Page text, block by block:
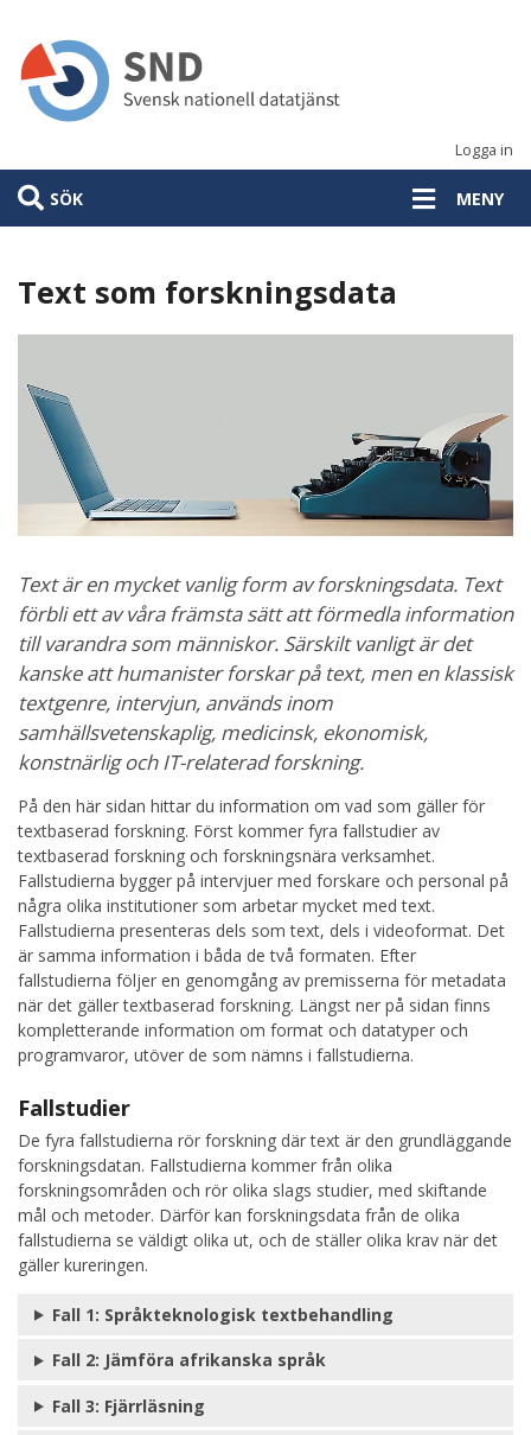
huvudinnehåll
Logga in
SÖK MENY
Text som forskningsdata
Text är en mycket vanlig form av forskningsdata. Text
förbli ett av våra främsta sätt att förmedla information
till varandra som människor. Särskilt vanligt är det
kanske att humanister forskar på text, men en klassisk
textgenre, intervjun, används inom
samhällsvetenskaplig, medicinsk, ekonomisk,
konstnärlig och IT-relaterad forskning.
På den här sidan hittar du information om vad som gäller för
textbaserad forskning. Först kommer fyra fallstudier av
textbaserad forskning och forskningsnära verksamhet.
Fallstudierna bygger på intervjuer med forskare och personal på
några olika institutioner som arbetar mycket med text.
Fallstudierna presenteras dels som text, dels i videoformat. Det
är samma information i båda de två formaten. Efter
fallstudierna följer en genomgång av premisserna för metadata
när det gäller textbaserad forskning. Längst ner på sidan finns
kompletterande information om format och datatyper och
programvaror, utöver de som nämns i fallstudierna.
Fallstudier
De fyra fallstudierna rör forskning där text är den grundläggande
forskningsdatan. Fallstudierna kommer från olika
forskningsområden och rör olika slags studier, med skiftande
mål och metoder. Därför kan forskningsdata från de olika
fallstudierna se väldigt olika ut, och de ställer olika krav när det
gäller kureringen.
Fall 1: Språkteknologisk textbehandling
Fall 2: Jämföra afrikanska språk
Fall 3: Fjärrläsning